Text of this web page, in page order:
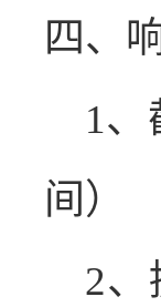
四、
1、
间）
2、